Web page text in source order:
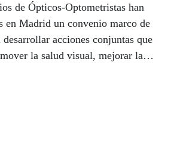
de Ópticos-Optometristas han
en Madrid un convenio marco de
acciones conjuntas que
la salud visual, mejorar la